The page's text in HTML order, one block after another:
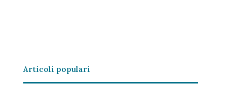
Articoli populari